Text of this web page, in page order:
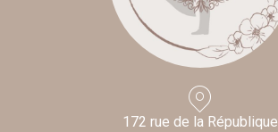
172 rue de la République